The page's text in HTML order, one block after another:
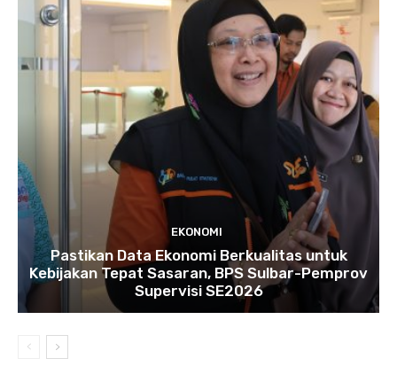
EKONOMI
Pastikan Data Ekonomi Berkualitas untuk
Kebijakan Tepat Sasaran, BPS Sulbar-Pemprov
Supervisi SE2026